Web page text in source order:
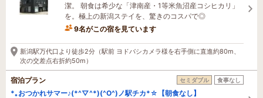
潔。 朝食は希少な「津南産・1等米魚沼産コシヒカリ」
を。極上の新潟ステイを、驚きのコスパで◎
9名がこの宿を見ています
2時間前に予約されました
新潟駅万代口より徒歩2分（駅前 ヨドバシカメラ様を右手側に直進約80m、
次の交差点右折約50m）
宿泊プラン セミダブル 食事なし
*｡おつかれサマー♪(*^▽^*)(^O^)ノ駅チカ*☆【朝食なし】